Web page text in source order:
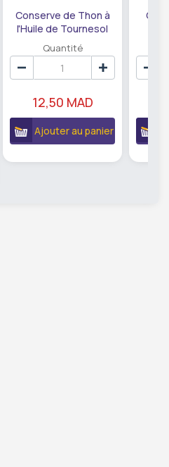
Conserve de Thon à
l'Huile de Tournesol
Isabel 80g.
Quantité
12,50 MAD
Ajouter au panier